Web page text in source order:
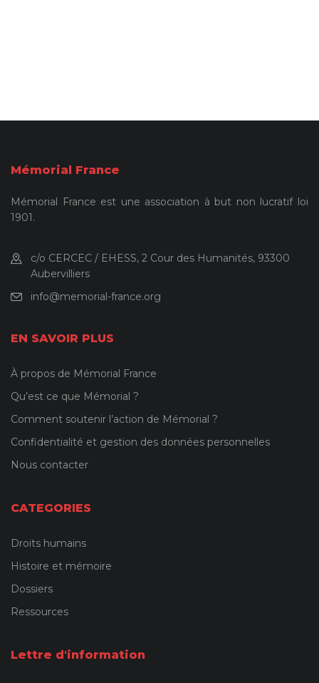
Mémorial France
Mémorial France est une association à but non lucratif loi
1901.
c/o CERCEC / EHESS, 2 Cour des Humanités, 93300
Aubervilliers
info@memorial-france.org
EN SAVOIR PLUS
À propos de Mémorial France
Qu’est ce que Mémorial ?
Comment soutenir l’action de Mémorial ?
Confidentialité et gestion des données personnelles
Nous contacter
CATEGORIES
Droits humains
Histoire et mémoire
Dossiers
Ressources
Lettre d'information